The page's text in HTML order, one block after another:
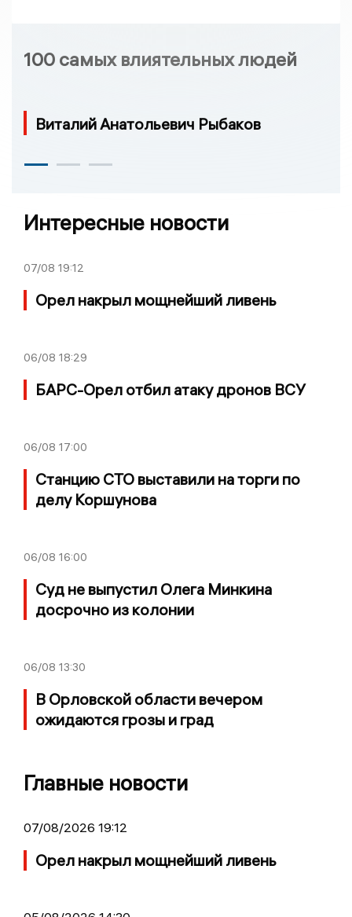
100 самых влиятельных людей
Виталий Анатольевич Рыбаков
Интересные новости
07/08 19:12
Орел накрыл мощнейший ливень
06/08 18:29
БАРС-Орел отбил атаку дронов ВСУ
06/08 17:00
Станцию СТО выставили на торги по
делу Коршунова
06/08 16:00
Суд не выпустил Олега Минкина
досрочно из колонии
06/08 13:30
В Орловской области вечером
ожидаются грозы и град
Главные новости
07/08/2026 19:12
Орел накрыл мощнейший ливень